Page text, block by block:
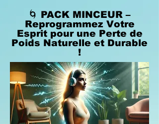
🌀 PACK MINCEUR –
Reprogrammez Votre
Esprit pour une Perte de
Poids Naturelle et Durable
!